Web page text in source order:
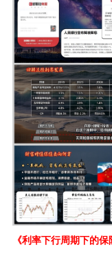
《利率下行周期下的保